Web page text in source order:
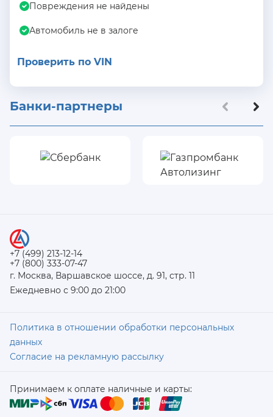
Повреждения не найдены
Автомобиль не в залоге
Проверить по VIN
Банки-партнеры
+7 (499) 213-12-14
+7 (800) 333-07-47
г. Москва, Варшавское шоссе, д. 91, стр. 11
Ежедневно с 9:00 до 21:00
Политика в отношении обработки персональных
данных
Согласие на рекламную рассылку
Принимаем к оплате наличные и карты: